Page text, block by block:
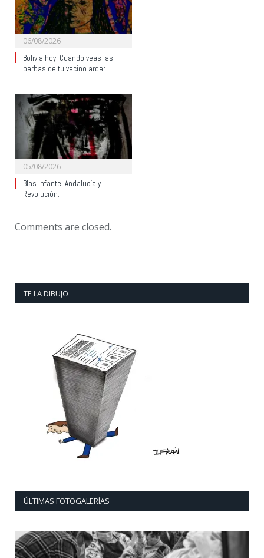
06/08/2026
Bolivia hoy: Cuando veas las
barbas de tu vecino arder…
05/08/2026
Blas Infante: Andalucía y
Revolución.
Comments are closed.
TE LA DIBUJO
ÚLTIMAS FOTOGALERÍAS